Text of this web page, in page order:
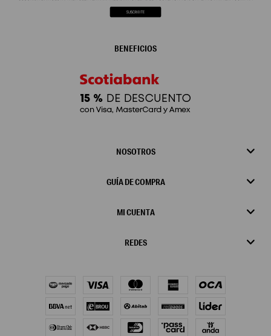
NOSOTROS
GUÍA DE COMPRA
MI CUENTA
REDES
BENEFICIOS